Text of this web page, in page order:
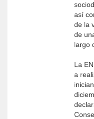
así
de la
de
largo
La
a